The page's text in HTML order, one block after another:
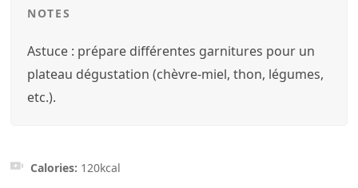
NOTES
Astuce : prépare différentes garnitures pour un
plateau dégustation (chèvre-miel, thon, légumes,
etc.).
Calories: 120kcal